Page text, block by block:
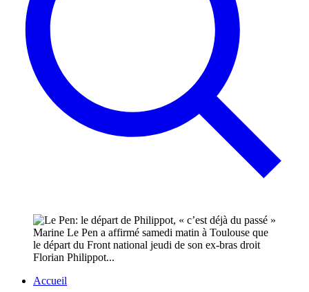
Marine Le Pen a affirmé samedi matin à Toulouse que
le départ du Front national jeudi de son ex-bras droit
Florian Philippot...
Accueil